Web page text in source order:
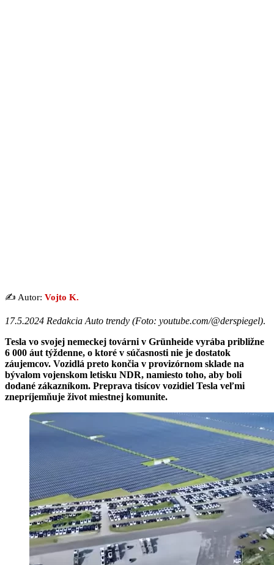
✍️ Autor: Vojto K.
17.5.2024 Redakcia Auto trendy (Foto: youtube.com/@derspiegel).
Tesla vo svojej nemeckej továrni v Grünheide vyrába približne
6 000 áut týždenne, o ktoré v súčasnosti nie je dostatok
záujemcov. Vozidlá preto končia v provizórnom sklade na
bývalom vojenskom letisku NDR, namiesto toho, aby boli
dodané zákazníkom. Preprava tisícov vozidiel Tesla veľmi
znepríjemňuje život miestnej komunite.